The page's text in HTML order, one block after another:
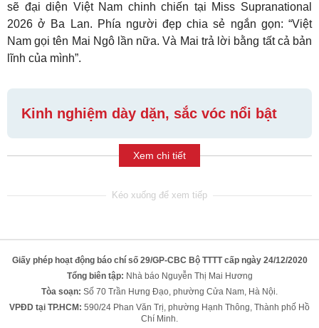
sẽ đại diện Việt Nam chinh chiến tại Miss Supranational
2026 ở Ba Lan. Phía người đẹp chia sẻ ngắn gọn: “Việt
Nam gọi tên Mai Ngô lần nữa. Và Mai trả lời bằng tất cả bản
lĩnh của mình”.
Kinh nghiệm dày dặn, sắc vóc nổi bật
Xem chi tiết
Giấy phép hoạt động báo chí số 29/GP-CBC Bộ TTTT cấp ngày 24/12/2020
Tổng biên tập: Nhà báo Nguyễn Thị Mai Hương
Tòa soạn: Số 70 Trần Hưng Đạo, phường Cửa Nam, Hà Nội.
VPĐD tại TP.HCM: 590/24 Phan Văn Trị, phường Hạnh Thông, Thành phố Hồ
Chí Minh.